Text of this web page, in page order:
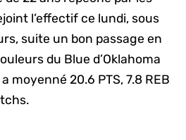
l’effectif ce lundi, sous
suite un bon passage en
du Blue d’Oklahoma
moyenné 20.6 PTS, 7.8 REB